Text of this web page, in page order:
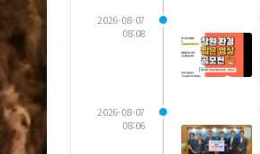
2026-08-07
08:08
2026-08-07
08:06